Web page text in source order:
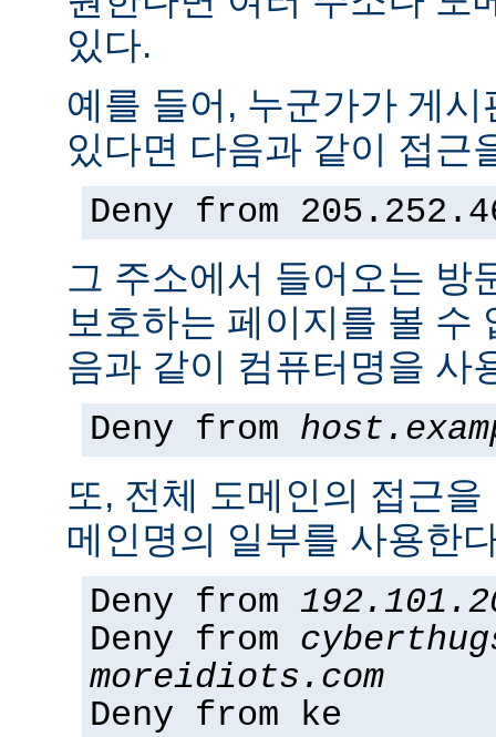
있다.
예를 들어, 누군가가 게
있다면 다음과 같이 접근
Deny from
그 주소에서 들어오는 방
보호하는 페이지를 볼 수
음과 같이 컴퓨터명을 사
Deny from
또, 전체 도메인의 접근
메인명의 일부를 사용한
Deny from
Deny from
moreidiots.com
Deny from ke